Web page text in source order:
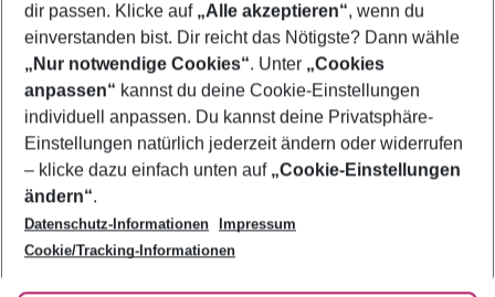
Footer
Footer navigation
Über uns
AGB
Bestpreisgarantie
Cookie-Einstellungen ändern
Cookie-Richtlinie
Agenturbetreuung
Barrierefreies Reisen
Folge uns
dir passen. Klicke auf „Alle akzeptieren“, wenn du
einverstanden bist. Dir reicht das Nötigste? Dann wähle
„Nur notwendige Cookies“. Unter „Cookies
anpassen“ kannst du deine Cookie-Einstellungen
individuell anpassen. Du kannst deine Privatsphäre-
Einstellungen natürlich jederzeit ändern oder widerrufen
– klicke dazu einfach unten auf „Cookie-Einstellungen
ändern“.
Datenschutz-Informationen
Impressum
Cookie/Tracking-Informationen